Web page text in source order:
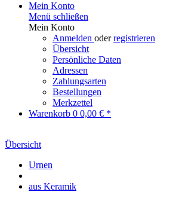
Mein Konto
Menü schließen
Mein Konto
Anmelden oderregistrieren
Übersicht
Persönliche Daten
Adressen
Zahlungsarten
Bestellungen
Merkzettel
Warenkorb 0 0,00 € *
Übersicht
Urnen
aus Keramik